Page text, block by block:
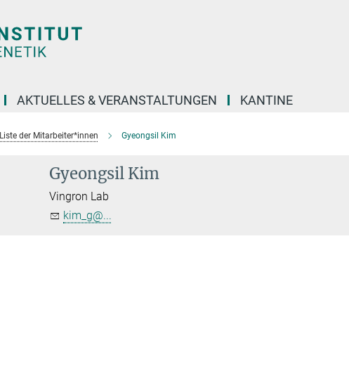
AKTUELLES & VERANSTALTUNGEN KANTINE
Liste der Mitarbeiter*innen Gyeongsil Kim
Gyeongsil Kim
Vingron Lab
kim_g@...